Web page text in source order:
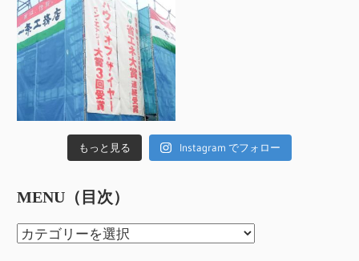
もっと見る Instagram でフォロー
MENU（目次）
MENU（目